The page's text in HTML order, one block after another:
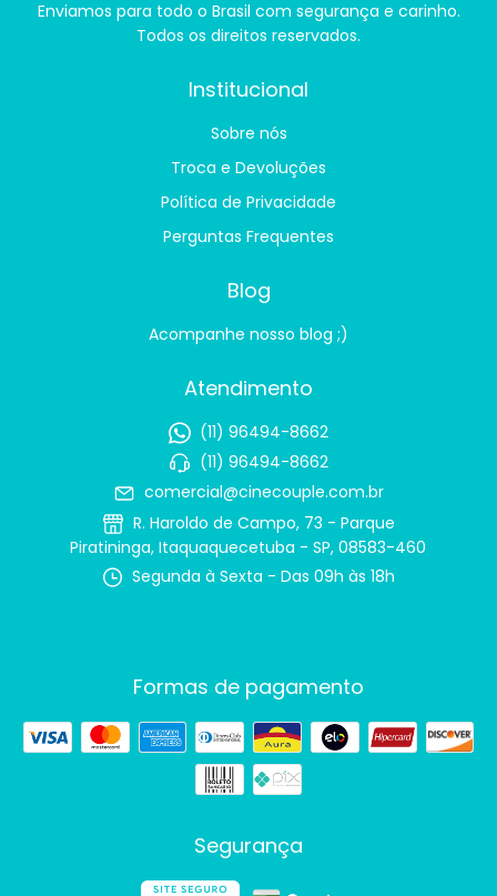
Enviamos para todo o Brasil com segurança e carinho.
Todos os direitos reservados.
Institucional
Sobre nós
Troca e Devoluções
Política de Privacidade
Perguntas Frequentes
Blog
Acompanhe nosso blog ;)
Atendimento
(11) 96494-8662
(11) 96494-8662
comercial@cinecouple.com.br
R. Haroldo de Campo, 73 - Parque
Piratininga, Itaquaquecetuba - SP, 08583-460
Segunda à Sexta - Das 09h às 18h
Formas de pagamento
Segurança